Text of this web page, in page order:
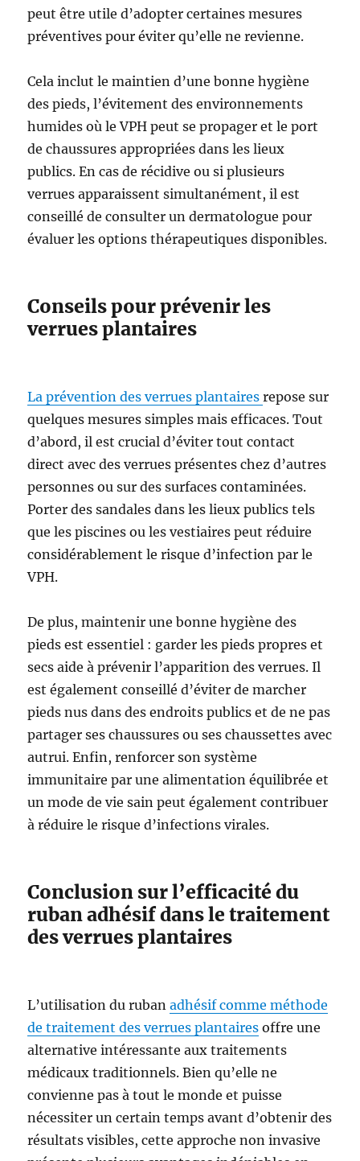
peut être utile d’adopter certaines mesures
préventives pour éviter qu’elle ne revienne.
Cela inclut le maintien d’une bonne hygiène
des pieds, l’évitement des environnements
humides où le VPH peut se propager et le port
de chaussures appropriées dans les lieux
publics. En cas de récidive ou si plusieurs
verrues apparaissent simultanément, il est
conseillé de consulter un dermatologue pour
évaluer les options thérapeutiques disponibles.
Conseils pour prévenir les
verrues plantaires
La prévention des verrues plantairesrepose sur
quelques mesures simples mais efficaces. Tout
d’abord, il est crucial d’éviter tout contact
direct avec des verrues présentes chez d’autres
personnes ou sur des surfaces contaminées.
Porter des sandales dans les lieux publics tels
que les piscines ou les vestiaires peut réduire
considérablement le risque d’infection par le
VPH.
De plus, maintenir une bonne hygiène des
pieds est essentiel : garder les pieds propres et
secs aide à prévenir l’apparition des verrues. Il
est également conseillé d’éviter de marcher
pieds nus dans des endroits publics et de ne pas
partager ses chaussures ou ses chaussettes avec
autrui. Enfin, renforcer son système
immunitaire par une alimentation équilibrée et
un mode de vie sain peut également contribuer
à réduire le risque d’infections virales.
Conclusion sur l’efficacité du
ruban adhésif dans le traitement
des verrues plantaires
L’utilisation du rubanadhésif comme méthode
de traitement des verrues plantaires offre une
alternative intéressante aux traitements
médicaux traditionnels. Bien qu’elle ne
convienne pas à tout le monde et puisse
nécessiter un certain temps avant d’obtenir des
résultats visibles, cette approche non invasive